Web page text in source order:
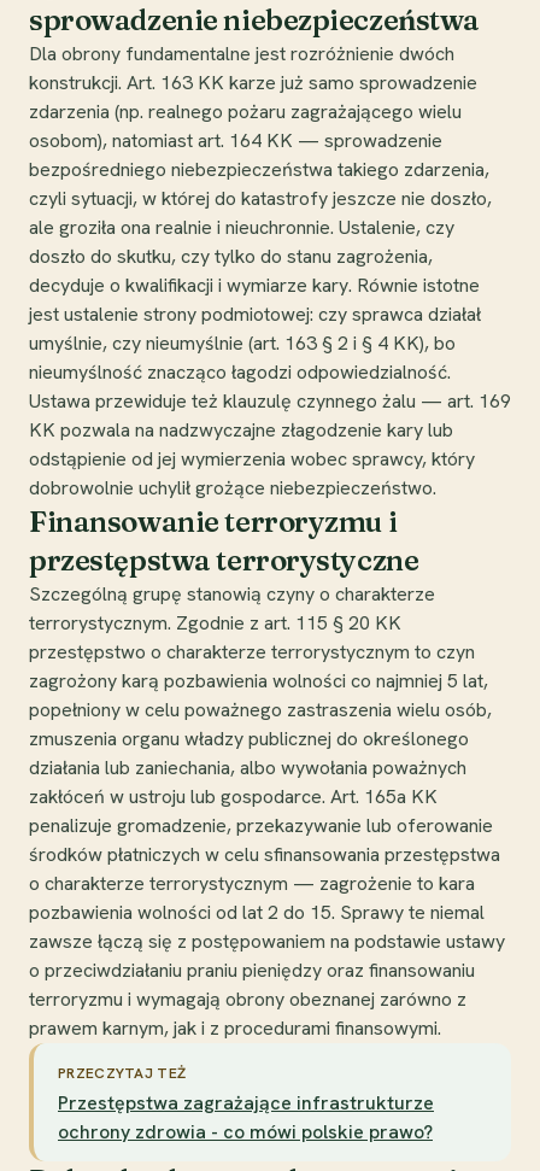
sprowadzenie niebezpieczeństwa
Dla obrony fundamentalne jest rozróżnienie dwóch
konstrukcji. Art. 163 KK karze już samo sprowadzenie
zdarzenia (np. realnego pożaru zagrażającego wielu
osobom), natomiast art. 164 KK — sprowadzenie
bezpośredniego niebezpieczeństwa takiego zdarzenia,
czyli sytuacji, w której do katastrofy jeszcze nie doszło,
ale groziła ona realnie i nieuchronnie. Ustalenie, czy
doszło do skutku, czy tylko do stanu zagrożenia,
decyduje o kwalifikacji i wymiarze kary. Równie istotne
jest ustalenie strony podmiotowej: czy sprawca działał
umyślnie, czy nieumyślnie (art. 163 § 2 i § 4 KK), bo
nieumyślność znacząco łagodzi odpowiedzialność.
Ustawa przewiduje też klauzulę czynnego żalu — art. 169
KK pozwala na nadzwyczajne złagodzenie kary lub
odstąpienie od jej wymierzenia wobec sprawcy, który
dobrowolnie uchylił grożące niebezpieczeństwo.
Finansowanie terroryzmu i
przestępstwa terrorystyczne
Szczególną grupę stanowią czyny o charakterze
terrorystycznym. Zgodnie z art. 115 § 20 KK
przestępstwo o charakterze terrorystycznym to czyn
zagrożony karą pozbawienia wolności co najmniej 5 lat,
popełniony w celu poważnego zastraszenia wielu osób,
zmuszenia organu władzy publicznej do określonego
działania lub zaniechania, albo wywołania poważnych
zakłóceń w ustroju lub gospodarce. Art. 165a KK
penalizuje gromadzenie, przekazywanie lub oferowanie
środków płatniczych w celu sfinansowania przestępstwa
o charakterze terrorystycznym — zagrożenie to kara
pozbawienia wolności od lat 2 do 15. Sprawy te niemal
zawsze łączą się z postępowaniem na podstawie ustawy
o przeciwdziałaniu praniu pieniędzy oraz finansowaniu
terroryzmu i wymagają obrony obeznanej zarówno z
prawem karnym, jak i z procedurami finansowymi.
PRZECZYTAJ TEŻ
Przestępstwa zagrażające infrastrukturze
ochrony zdrowia - co mówi polskie prawo?